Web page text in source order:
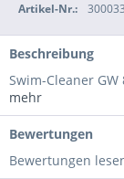
Artikel-Nr.:
Beschreibung
Swim-Cleaner
mehr
Bewertungen
Bewertungen